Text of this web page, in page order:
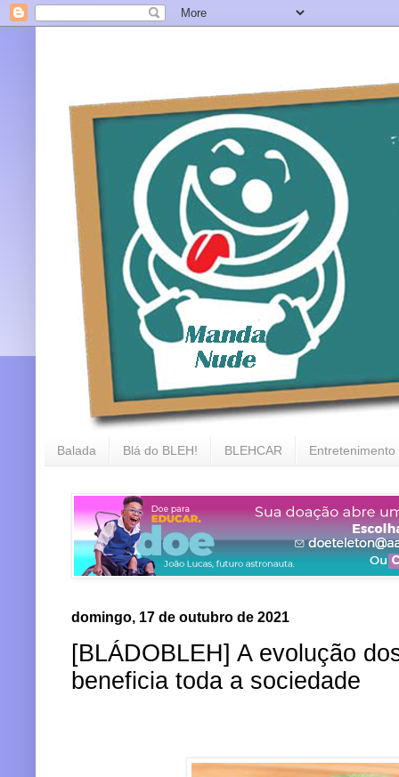
Balada Blá do BLEH! BLEHCAR Entretenimento
domingo, 17 de outubro de 2021
[BLÁDOBLEH] A evolução
beneficia toda a sociedade